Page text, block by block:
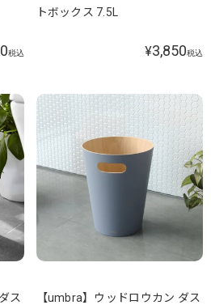
税込
トボックス 7.5L
¥3,850税込
ス
【umbra】ウッドロウカン ダス